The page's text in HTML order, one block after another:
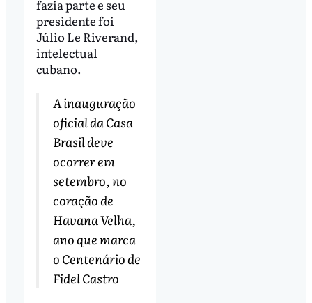
fazia parte e seu
presidente foi
Júlio Le Riverand,
intelectual
cubano.
A inauguração
oficial da Casa
Brasil deve
ocorrer em
setembro, no
coração de
Havana Velha,
ano que marca
o Centenário de
Fidel Castro